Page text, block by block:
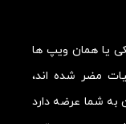
یا همان ویپ ها
مضر شده اند،
شما عرضه دارد